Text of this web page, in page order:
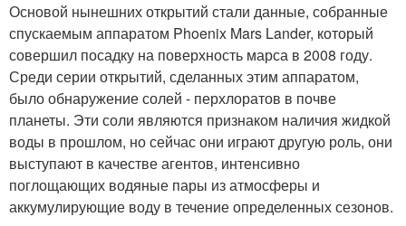
Основой нынешних открытий стали данные, собранные
спускаемым аппаратом Phoenix Mars Lander, который
совершил посадку на поверхность марса в 2008 году.
Среди серии открытий, сделанных этим аппаратом,
было обнаружение солей - перхлоратов в почве
планеты. Эти соли являются признаком наличия жидкой
воды в прошлом, но сейчас они играют другую роль, они
выступают в качестве агентов, интенсивно
поглощающих водяные пары из атмосферы и
аккумулирующие воду в течение определенных сезонов.